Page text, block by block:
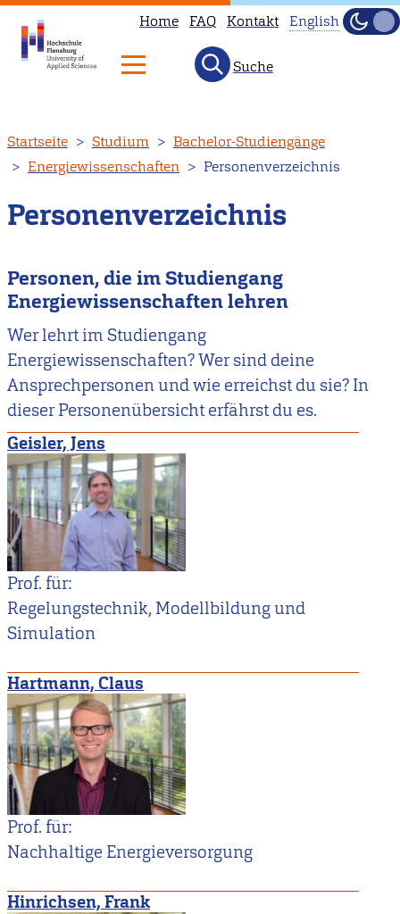
zum
Inhalt
Home FAQ Kontakt
not
available
page
instead.
English
Hell
Suche
Startseite Studium
Bachelor-Studiengänge
Energiewissenschaften
Personenverzeichnis
Personenverzeichnis
Personen, die im Studiengang
Energiewissenschaften lehren
Wer lehrt im Studiengang
Energiewissenschaften? Wer sind deine
Ansprechpersonen und wie erreichst du sie? In
dieser Personenübersicht erfährst du es.
Geisler, Jens
Prof. für:
Regelungstechnik, Modellbildung und
Simulation
Hartmann, Claus
Prof. für:
Nachhaltige Energieversorgung
Hinrichsen, Frank